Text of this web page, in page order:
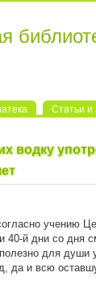
Статьи и
водку
учению
40-й дни со дня
для души
да и всю